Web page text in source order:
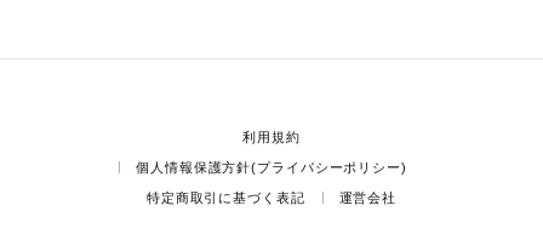
利用規約
個人情報保護方針(プライバシーポリシー)
特定商取引に基づく表記 運営会社